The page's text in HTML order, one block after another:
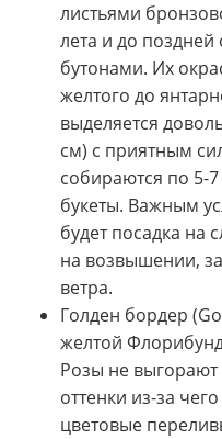
листьями
лета и до поздней
бутонами. Их
желтого до
выделяется
см) с приятным
собираются по 5-
букеты. Важным
будет посадка на
на возвышении,
ветра.
Голден бордер
желтой
Розы не
оттенки из-за
цветовые